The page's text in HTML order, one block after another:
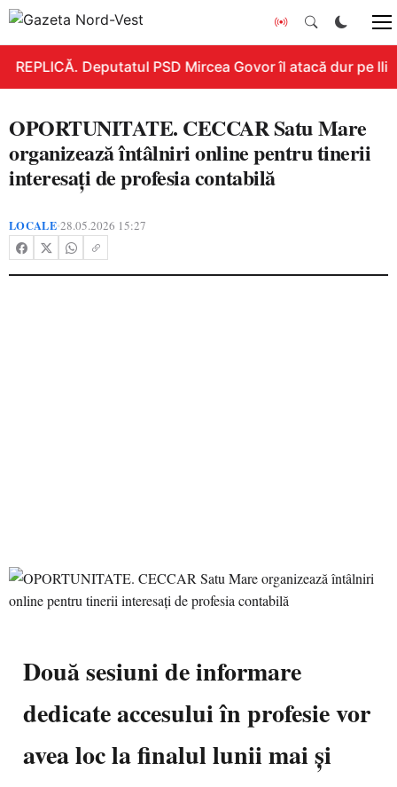
REPLICĂ. Deputatul PSD Mircea Govor îl atacă dur pe
OPORTUNITATE. CECCAR Satu Mare
organizează întâlniri online pentru tinerii
interesați de profesia contabilă
LOCALE•28.05.2026 15:27
Două sesiuni de informare
dedicate accesului în profesie vor
avea loc la finalul lunii mai și